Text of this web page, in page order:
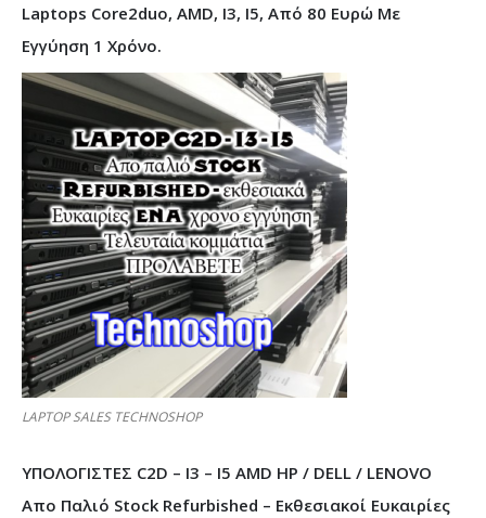
Laptops Core2duo, AMD, I3, I5, Από 80 Ευρώ Με
Εγγύηση 1 Χρόνο.
LAPTOP SALES TECHNOSHOP
ΥΠΟΛΟΓΙΣΤΕΣ C2D – I3 – I5 AMD HP / DELL / LENOVO
Απο Παλιό Stock Refurbished – Εκθεσιακοί Ευκαιρίες